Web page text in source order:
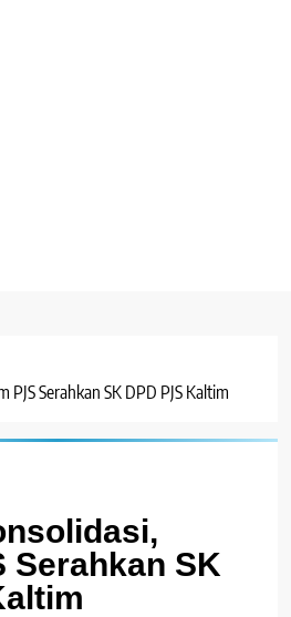
Serahkan SK DPD PJS Kaltim
Serahkan SK